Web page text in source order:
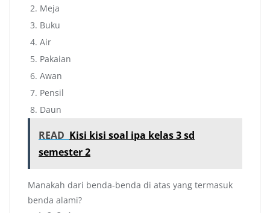
Meja
Buku
Air
Pakaian
Awan
Pensil
Daun
READ Kisi kisi soal ipa kelas 3 sd
semester 2
Manakah dari benda-benda di atas yang termasuk
benda alami?